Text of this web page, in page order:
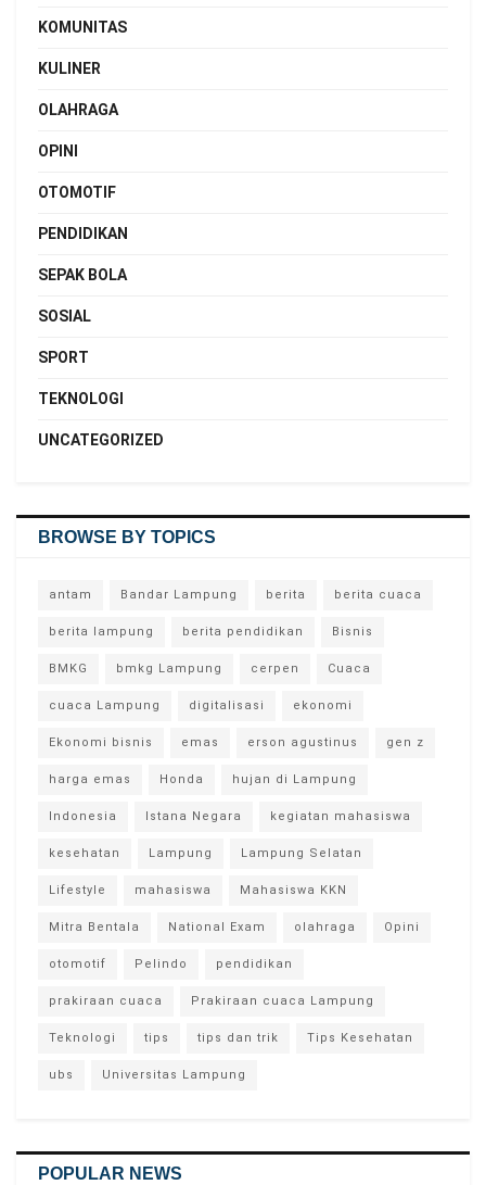
KOMUNITAS
KULINER
OLAHRAGA
OPINI
OTOMOTIF
PENDIDIKAN
SEPAK BOLA
SOSIAL
SPORT
TEKNOLOGI
UNCATEGORIZED
BROWSE BY TOPICS
antam Bandar Lampung berita berita cuaca
berita lampung berita pendidikan Bisnis
BMKG bmkg Lampung cerpen Cuaca
cuaca Lampung digitalisasi ekonomi
Ekonomi bisnis emas erson agustinus gen z
harga emas Honda hujan di Lampung
Indonesia Istana Negara kegiatan mahasiswa
kesehatan Lampung Lampung Selatan
Lifestyle mahasiswa Mahasiswa KKN
Mitra Bentala National Exam olahraga Opini
otomotif Pelindo pendidikan
prakiraan cuaca Prakiraan cuaca Lampung
Teknologi tips tips dan trik Tips Kesehatan
ubs Universitas Lampung
POPULAR NEWS